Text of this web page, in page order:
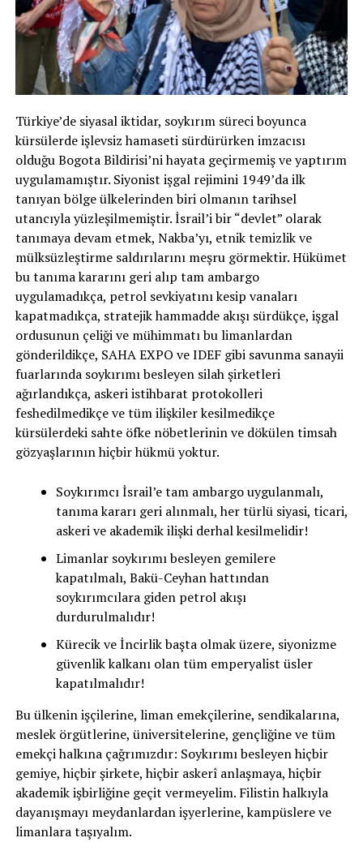
Türkiye’de siyasal iktidar, soykırım süreci boyunca
kürsülerde işlevsiz hamaseti sürdürürken imzacısı
olduğu Bogota Bildirisi’ni hayata geçirmemiş ve yaptırım
uygulamamıştır. Siyonist işgal rejimini 1949’da ilk
tanıyan bölge ülkelerinden biri olmanın tarihsel
utancıyla yüzleşilmemiştir. İsrail’i bir “devlet” olarak
tanımaya devam etmek, Nakba’yı, etnik temizlik ve
mülksüzleştirme saldırılarını meşru görmektir. Hükümet
bu tanıma kararını geri alıp tam ambargo
uygulamadıkça, petrol sevkiyatını kesip vanaları
kapatmadıkça, stratejik hammadde akışı sürdükçe, işgal
ordusunun çeliği ve mühimmatı bu limanlardan
gönderildikçe, SAHA EXPO ve IDEF gibi savunma sanayii
fuarlarında soykırımı besleyen silah şirketleri
ağırlandıkça, askeri istihbarat protokolleri
feshedilmedikçe ve tüm ilişkiler kesilmedikçe
kürsülerdeki sahte öfke nöbetlerinin ve dökülen timsah
gözyaşlarının hiçbir hükmü yoktur.
Soykırımcı İsrail’e tam ambargo uygulanmalı,
tanıma kararı geri alınmalı, her türlü siyasi, ticari,
askeri ve akademik ilişki derhal kesilmelidir!
Limanlar soykırımı besleyen gemilere
kapatılmalı, Bakü-Ceyhan hattından
soykırımcılara giden petrol akışı
durdurulmalıdır!
Kürecik ve İncirlik başta olmak üzere, siyonizme
güvenlik kalkanı olan tüm emperyalist üsler
kapatılmalıdır!
Bu ülkenin işçilerine, liman emekçilerine, sendikalarına,
meslek örgütlerine, üniversitelerine, gençliğine ve tüm
emekçi halkına çağrımızdır: Soykırımı besleyen hiçbir
gemiye, hiçbir şirkete, hiçbir askerî anlaşmaya, hiçbir
akademik işbirliğine geçit vermeyelim. Filistin halkıyla
dayanışmayı meydanlardan işyerlerine, kampüslere ve
limanlara taşıyalım.